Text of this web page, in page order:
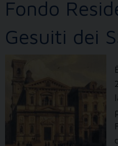
Fondo
Gesuiti dei